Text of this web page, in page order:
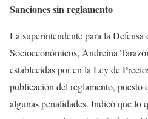
Sanciones sin reglamento
La superintendente para la Defensa
Socioeconómicos, Andreína
establecidas por en la Ley de
publicación del reglamento, puesto
algunas penalidades. Indicó que lo